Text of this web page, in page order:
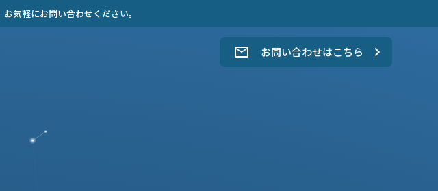
気軽にお問い合わせください。
お問い合わせはこちら